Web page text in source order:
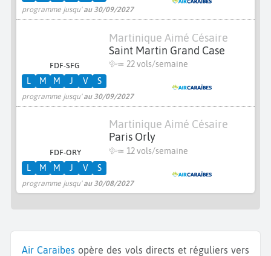
programme jusqu'au 30/09/2027
FDF-SFG
Martinique Aimé Césaire
Saint Martin Grand Case
≃ 22 vols/semaine
programme jusqu'au 30/09/2027
L M M J V S
FDF-ORY
Martinique Aimé Césaire
Paris Orly
≃ 12 vols/semaine
programme jusqu'au 30/08/2027
L M M J V S
Air Caraibes opère des vols directs et réguliers vers